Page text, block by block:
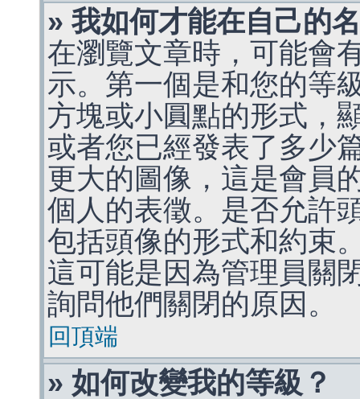
» 我如何才能在自己的
在瀏覽文章時，可能會
示。第一個是和您的等
方塊或小圓點的形式，
或者您已經發表了多少
更大的圖像，這是會員
個人的表徵。是否允許
包括頭像的形式和約束
這可能是因為管理員關
詢問他們關閉的原因。
回頂端
» 如何改變我的等級？